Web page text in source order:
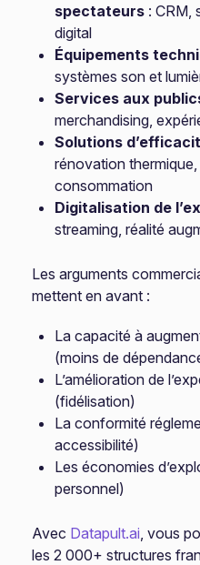
spectateurs : CRM,
digital
Équipements
systèmes son et
Services aux
merchandising,
Solutions
rénovation
consommation
Digitalisation de
streaming, réalité
Les arguments
mettent en avant :
La capacité à
(moins de
L’amélioration de
(fidélisation)
La conformité
accessibilité)
Les économies
personnel)
Avec Datapult.ai, vous
les 2 000+ structures